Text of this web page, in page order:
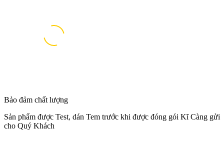
Bảo đảm chất lượng
Sản phẩm được Test, dán Tem trước khi được đóng gói Kĩ Càng gửi
cho Quý Khách